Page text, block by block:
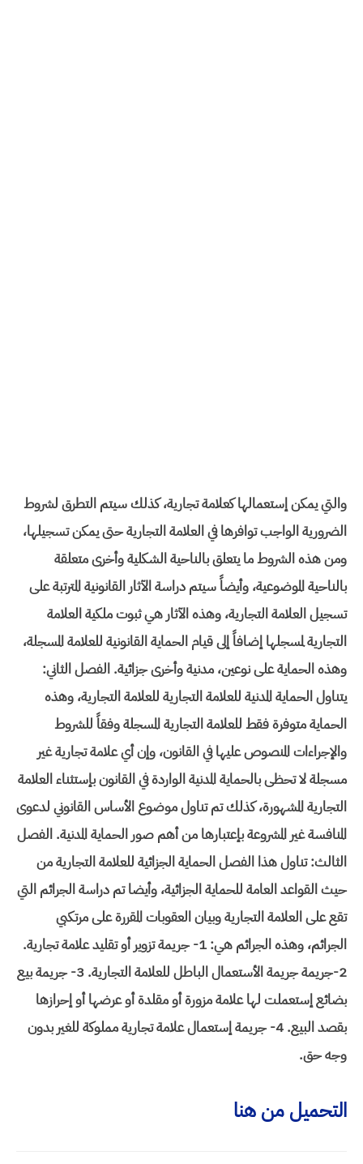
والتي يمكن إستعمالها كعلامة تجارية، كذلك سيتم التطرق لشروط
الضرورية الواجب توافرها في العلامة التجارية حتى يمكن تسجيلها،
ومن هذه الشروط ما يتعلق بالناحية الشكلية وأخرى متعلقة
بالناحية الموضوعية، وأيضاً سيتم دراسة الآثار القانونية المترتبة على
تسجيل العلامة التجارية، وهذه الآثار هي ثبوت ملكية العلامة
التجارية لمسجلها إضافاً إلى قيام الحماية القانونية للعلامة المسجلة،
وهذه الحماية على نوعين، مدنية وأخرى جزائية. الفصل الثاني:
يتناول الحماية المدنية للعلامة التجارية للعلامة التجارية، وهذه
الحماية متوفرة فقط للعلامة التجارية المسجلة وفقاً للشروط
والإجراءات المنصوص عليها في القانون، وإن أي علامة تجارية غير
مسجلة لا تحظى بالحماية المدنية الواردة في القانون بإستثناء العلامة
التجارية المشهورة، كذلك تم تناول موضوع الأساس القانوني لدعوى
المنافسة غير المشروعة بإعتبارها من أهم صور الحماية المدنية. الفصل
الثالث: تناول هذا الفصل الحماية الجزائية للعلامة التجارية من
حيث القواعد العامة للحماية الجزائية، وأيضا تم دراسة الجرائم التي
تقع على العلامة التجارية وبيان العقوبات المقررة على مرتكبي
الجرائم، وهذه الجرائم هي: 1- جريمة تزوير أو تقليد علامة تجارية.
2-جريمة جريمة الأستعمال الباطل للعلامة التجارية. 3- جريمة بيع
بضائع إستعملت لها علامة مزورة أو مقلدة أو عرضها أو إحرازها
بقصد البيع. 4- جريمة إستعمال علامة تجارية مملوكة للغير بدون
وجه حق.
التحميل من هنا